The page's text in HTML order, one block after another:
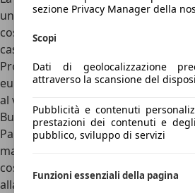
un programma di manutenzione
costa…come una
caso di un esemplare specifico di
Profilée, che nel 2023 è stata battuta
euro, record assoluto nella storia di
al vertice delle liste dei collezionisti
Bugatti Chiron: concorrenti
Parlando diconcorrenti della Bugatti
ma vede nomi molto interessanti. Ci
costruttori, se non tre, che hanno
alla Casa francese e a questo
sezione Privacy Manager della
Scopi
Dati di geolocalizzazione
attraverso la scansione del
Pubblicità e contenuti
prestazioni dei contenuti e
pubblico, sviluppo di servizi
Funzioni essenziali della pagina